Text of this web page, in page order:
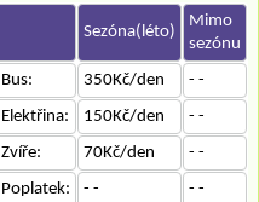
Sezóna(léto)
Mimo
sezónu
Bus: 350Kč/den
- -
Elektřina: 150Kč/den
- -
Zvíře: 70Kč/den
- -
Poplatek: - -
- -